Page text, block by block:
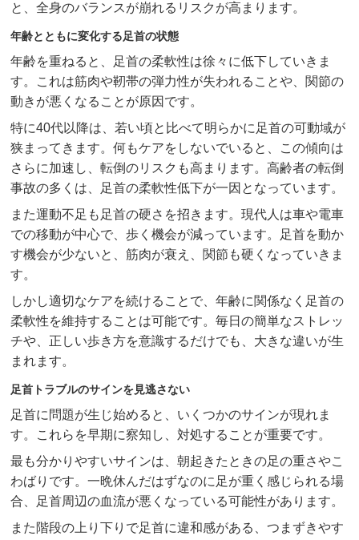
と、全身のバランスが崩れるリスクが高まります。
年齢とともに変化する足首の状態
年齢を重ねると、足首の柔軟性は徐々に低下していきま
す。これは筋肉や靭帯の弾力性が失われることや、関節の
動きが悪くなることが原因です。
特に40代以降は、若い頃と比べて明らかに足首の可動域が
狭まってきます。何もケアをしないでいると、この傾向は
さらに加速し、転倒のリスクも高まります。高齢者の転倒
事故の多くは、足首の柔軟性低下が一因となっています。
また運動不足も足首の硬さを招きます。現代人は車や電車
での移動が中心で、歩く機会が減っています。足首を動か
す機会が少ないと、筋肉が衰え、関節も硬くなっていきま
す。
しかし適切なケアを続けることで、年齢に関係なく足首の
柔軟性を維持することは可能です。毎日の簡単なストレッ
チや、正しい歩き方を意識するだけでも、大きな違いが生
まれます。
足首トラブルのサインを見逃さない
足首に問題が生じ始めると、いくつかのサインが現れま
す。これらを早期に察知し、対処することが重要です。
最も分かりやすいサインは、朝起きたときの足の重さやこ
わばりです。一晩休んだはずなのに足が重く感じられる場
合、足首周辺の血流が悪くなっている可能性があります。
また階段の上り下りで足首に違和感がある、つまずきやす